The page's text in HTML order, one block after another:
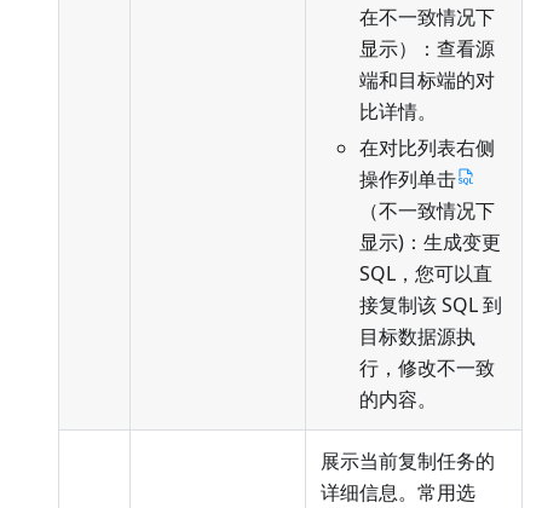
在不一致情况下
显示）：查看源
端和目标端的对
比详情。
在对比列表右侧
操作列单击
（不一致情况下
显示)：生成变更
SQL，您可以直
接复制该 SQL 到
目标数据源执
行，修改不一致
的内容。
展示当前复制任务的
详细信息。常用选